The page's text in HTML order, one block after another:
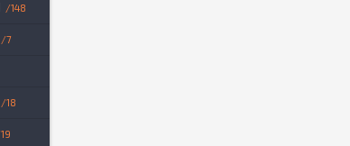
148
7
18
19